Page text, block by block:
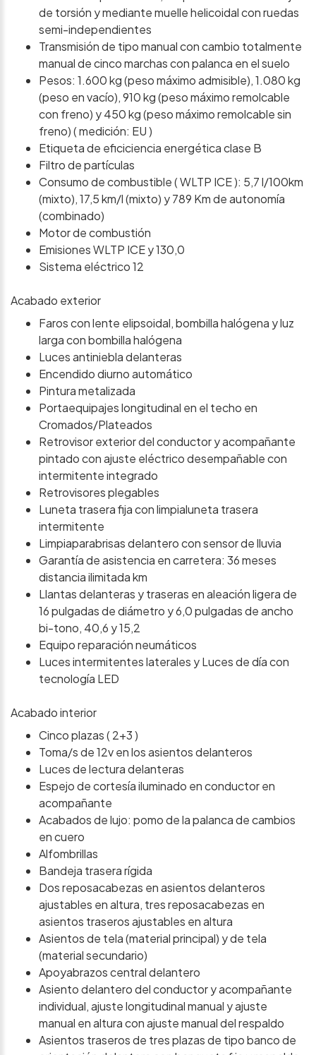
de torsión y mediante muelle helicoidal con ruedas
semi-independientes
Transmisión de tipo manual con cambio totalmente
manual de cinco marchas con palanca en el suelo
Pesos: 1.600 kg (peso máximo admisible), 1.080 kg
(peso en vacío), 910 kg (peso máximo remolcable
con freno) y 450 kg (peso máximo remolcable sin
freno) ( medición: EU )
Etiqueta de eficiciencia energética clase B
Filtro de partículas
Consumo de combustible ( WLTP ICE ): 5,7 l/100km
(mixto), 17,5 km/l (mixto) y 789 Km de autonomía
(combinado)
Motor de combustión
Emisiones WLTP ICE y 130,0
Sistema eléctrico 12
Acabado exterior
Faros con lente elipsoidal, bombilla halógena y luz
larga con bombilla halógena
Luces antiniebla delanteras
Encendido diurno automático
Pintura metalizada
Portaequipajes longitudinal en el techo en
Cromados/Plateados
Retrovisor exterior del conductor y acompañante
pintado con ajuste eléctrico desempañable con
intermitente integrado
Retrovisores plegables
Luneta trasera fija con limpialuneta trasera
intermitente
Limpiaparabrisas delantero con sensor de lluvia
Garantía de asistencia en carretera: 36 meses
distancia ilimitada km
Llantas delanteras y traseras en aleación ligera de
16 pulgadas de diámetro y 6,0 pulgadas de ancho
bi-tono, 40,6 y 15,2
Equipo reparación neumáticos
Luces intermitentes laterales y Luces de día con
tecnología LED
Acabado interior
Cinco plazas ( 2+3 )
Toma/s de 12v en los asientos delanteros
Luces de lectura delanteras
Espejo de cortesía iluminado en conductor en
acompañante
Acabados de lujo: pomo de la palanca de cambios
en cuero
Alfombrillas
Bandeja trasera rígida
Dos reposacabezas en asientos delanteros
ajustables en altura, tres reposacabezas en
asientos traseros ajustables en altura
Asientos de tela (material principal) y de tela
(material secundario)
Apoyabrazos central delantero
Asiento delantero del conductor y acompañante
individual, ajuste longitudinal manual y ajuste
manual en altura con ajuste manual del respaldo
Asientos traseros de tres plazas de tipo banco de